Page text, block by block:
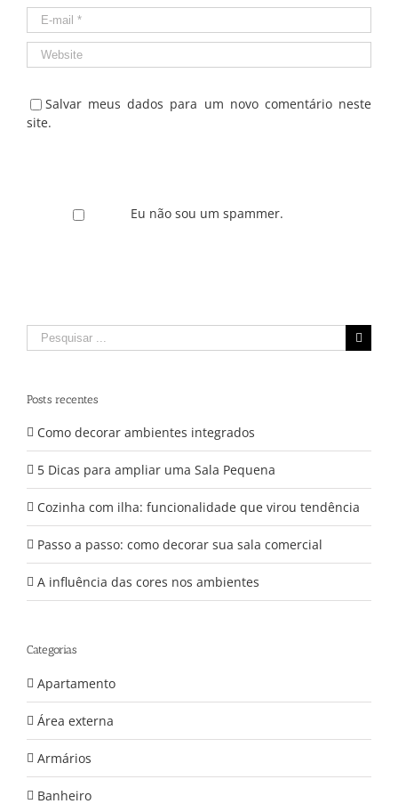
Salvar meus dados para um novo comentário neste
site.
Eu não sou um spammer.
Pesquisar
por:
Posts recentes
Como decorar ambientes integrados
5 Dicas para ampliar uma Sala Pequena
Cozinha com ilha: funcionalidade que virou tendência
Passo a passo: como decorar sua sala comercial
A influência das cores nos ambientes
Categorias
Apartamento
Área externa
Armários
Banheiro